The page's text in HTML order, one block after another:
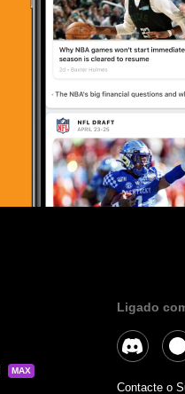
MAX
Ligado
Contacte o